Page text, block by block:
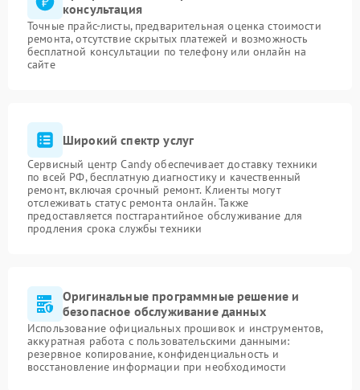
консультация
Точные прайс-листы, предварительная оценка стоимости
ремонта, отсутствие скрытых платежей и возможность
бесплатной консультации по телефону или онлайн на
сайте
Широкий спектр услуг
Сервисный центр Candy обеспечивает доставку техники
по всей РФ, бесплатную диагностику и качественный
ремонт, включая срочный ремонт. Клиенты могут
отслеживать статус ремонта онлайн. Также
предоставляется постгарантийное обслуживание для
продления срока службы техники
Оригинальные программные решение и
безопасное обслуживание данных
Использование официальных прошивок и инструментов,
аккуратная работа с пользовательскими данными:
резервное копирование, конфиденциальность и
восстановление информации при необходимости